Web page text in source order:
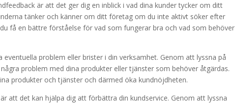
är att det ger dig en inblick i vad dina kunder tycker om ditt
tänker och känner om ditt företag om du inte aktivt söker efter
få en bättre förståelse för vad som fungerar bra och vad som behöver
problem eller brister i din verksamhet. Genom att lyssna på
problem med dina produkter eller tjänster som behöver åtgärdas.
produkter och tjänster och därmed öka kundnöjdheten.
att det kan hjälpa dig att förbättra din kundservice. Genom att lyssna